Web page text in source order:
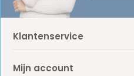
Klantenservice
Mijn account